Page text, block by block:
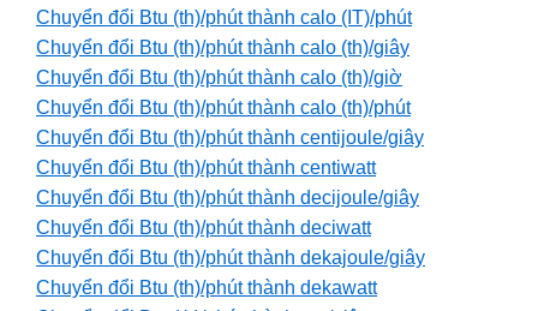
Chuyển đổi Btu (th)/phút thành calo (IT)/phút
Chuyển đổi Btu (th)/phút thành calo (th)/giây
Chuyển đổi Btu (th)/phút thành calo (th)/giờ
Chuyển đổi Btu (th)/phút thành calo (th)/phút
Chuyển đổi Btu (th)/phút thành centijoule/giây
Chuyển đổi Btu (th)/phút thành centiwatt
Chuyển đổi Btu (th)/phút thành decijoule/giây
Chuyển đổi Btu (th)/phút thành deciwatt
Chuyển đổi Btu (th)/phút thành dekajoule/giây
Chuyển đổi Btu (th)/phút thành dekawatt